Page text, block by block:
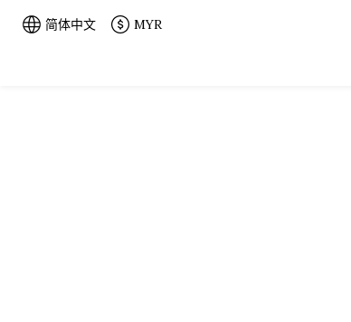
简体中文 MYR